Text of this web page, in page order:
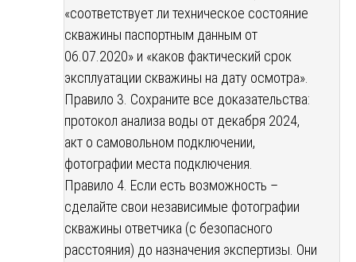
«соответствует ли техническое состояние
скважины паспортным данным от
06.07.2020» и «каков фактический срок
эксплуатации скважины на дату осмотра».
Правило 3. Сохраните все доказательства:
протокол анализа воды от декабря 2024,
акт о самовольном подключении,
фотографии места подключения.
Правило 4. Если есть возможность –
сделайте свои независимые фотографии
скважины ответчика (с безопасного
расстояния) до назначения экспертизы. Они